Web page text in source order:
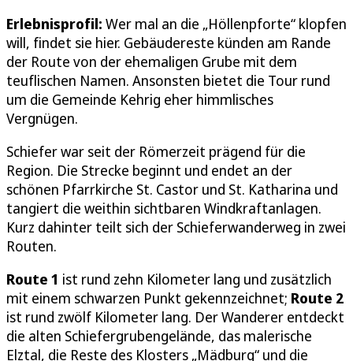
Erlebnisprofil: Wer mal an die „Höllenpforte“ klopfen
will, findet sie hier. Gebäudereste künden am Rande
der Route von der ehemaligen Grube mit dem
teuflischen Namen. Ansonsten bietet die Tour rund
um die Gemeinde Kehrig eher himmlisches
Vergnügen.
Schiefer war seit der Römerzeit prägend für die
Region. Die Strecke beginnt und endet an der
schönen Pfarrkirche St. Castor und St. Katharina und
tangiert die weithin sichtbaren Windkraftanlagen.
Kurz dahinter teilt sich der Schieferwanderweg in zwei
Routen.
Route 1 ist rund zehn Kilometer lang und zusätzlich
mit einem schwarzen Punkt gekennzeichnet; Route 2
ist rund zwölf Kilometer lang. Der Wanderer entdeckt
die alten Schiefergrubengelände, das malerische
Elztal, die Reste des Klosters „Mädburg“ und die